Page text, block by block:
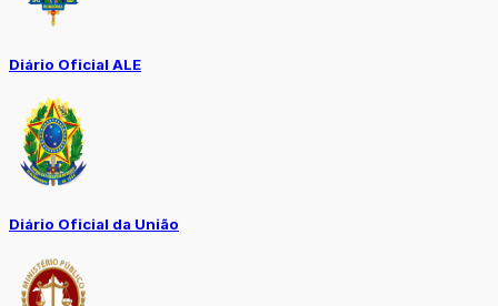
Diário Oficial ALE
Diário Oficial da União